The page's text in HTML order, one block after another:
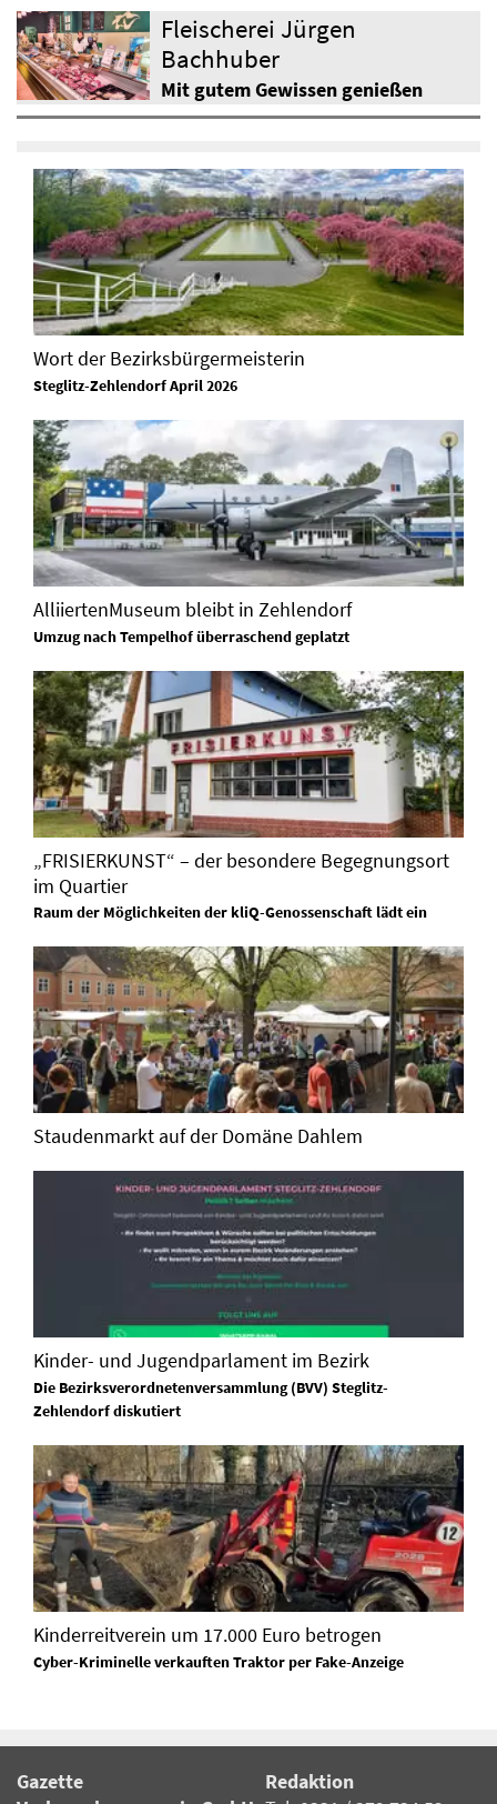
Fleischerei Jürgen
Bachhuber
Mit gutem Gewissen genießen
Wort der Bezirksbürgermeisterin
Steglitz-Zehlendorf April 2026
AlliiertenMuseum bleibt in Zehlendorf
Umzug nach Tempelhof überraschend geplatzt
„FRISIERKUNST“ – der besondere Begegnungsort
im Quartier
Raum der Möglichkeiten der kliQ-Genossenschaft lädt ein
Staudenmarkt auf der Domäne Dahlem
Kinder- und Jugendparlament im Bezirk
Die Bezirksverordnetenversammlung (BVV) Steglitz-
Zehlendorf diskutiert
Kinderreitverein um 17.000 Euro betrogen
Cyber-Kriminelle verkauften Traktor per Fake-Anzeige
Gazette
Redaktion